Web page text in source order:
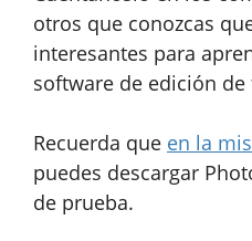
otros que conozcas
interesantes para
software de edición
Recuerda que en la
puedes descargar
de prueba.